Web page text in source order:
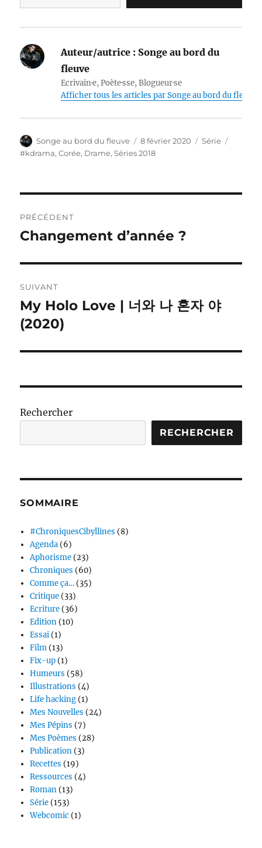
Auteur/autrice : Songe au bord du
fleuve
Ecrivain·e, Poète·sse, Blogueur·se
Afficher tous les articles par Songe au bord du fleuve
Auteur
Songe au bord du fleuve
Publié
le
8 février 2020 Catégories
Série
#kdrama,Corée, Drame,Séries 2018
de
PRÉCÉDENT
Publication
Changement d’année ?
SUIVANT
Publication
suivante :
My Holo Love | 너와 나 혼자 야
(2020)
Rechercher
RECHERCHER
SOMMAIRE
#ChroniquesCibyllines (8)
Agenda(6)
Aphorisme(23)
Chroniques (60)
Comme ça…(35)
Critique(33)
Ecriture(36)
Edition(10)
Essai(1)
Film(13)
Fix-up(1)
Humeurs (58)
Illustrations (4)
Life hacking(1)
Mes Nouvelles (24)
Mes Pépins (7)
Mes Poèmes (28)
Publication(3)
Recettes (19)
Ressources (4)
Roman(13)
Série(153)
Webcomic (1)